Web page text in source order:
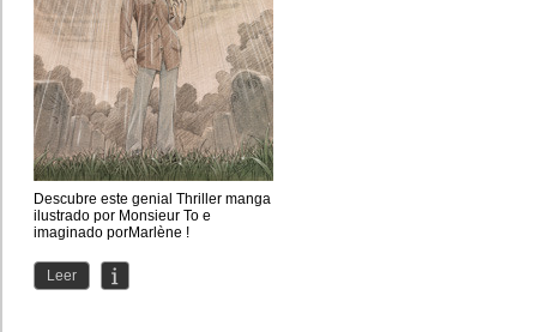
Descubre este genial Thriller manga
ilustrado por Monsieur To e
imaginado porMarlène !
Leer